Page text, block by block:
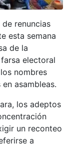
renuncias
esta semana
de la
electoral
nombres
asambleas.
los adeptos
un reconteo
a